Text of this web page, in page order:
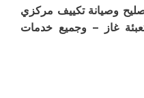
وصيانة تكييف مركزي
غاز – وجميع خدمات